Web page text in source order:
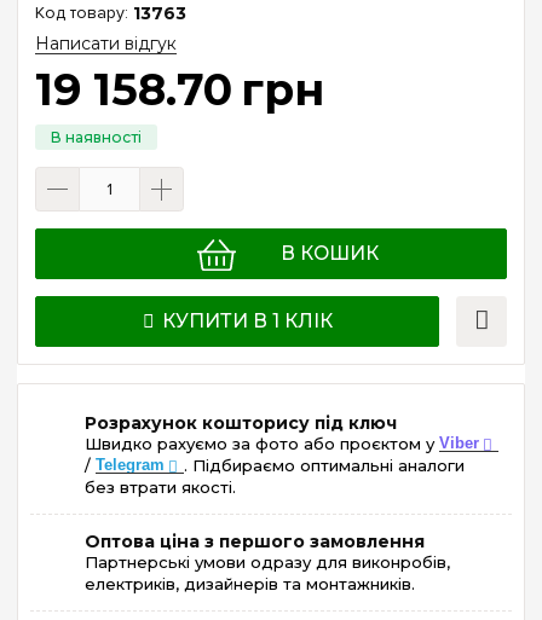
13763
Написати відгук
19 158.70 грн
В КОШИК
КУПИТИ В 1 КЛІК
Розрахунок кошторису під ключ
Швидко рахуємо за фото або проєктом у Viber
/ Telegram
. Підбираємо оптимальні аналоги
без втрати якості.
Оптова ціна з першого замовлення
Партнерські умови одразу для виконробів,
електриків, дизайнерів та монтажників.